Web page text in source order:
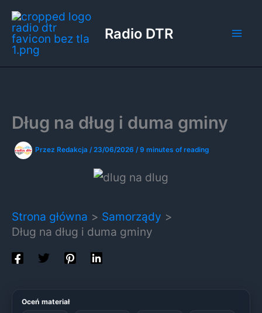
Przejdź
do
treści
Radio DTR
Dług na dług i duma gminy
Przez Redakcja /23/06/2026 /9 minutes of reading
Strona główna
Samorządy
Dług na dług i duma gminy
Oceń materiał